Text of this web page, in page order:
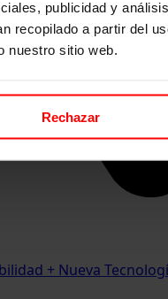
publicidad y
recopilado a partir del
nuestro sitio web.
Rechazar
+ Nueva